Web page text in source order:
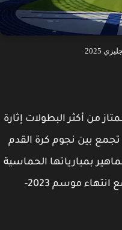
من أكثر البطولات إثارة
بين نجوم كرة القدم
بمبارياتها الحماسية
والمنافسة الشديدة على اللقب ومع انتهاء موسم 2023-